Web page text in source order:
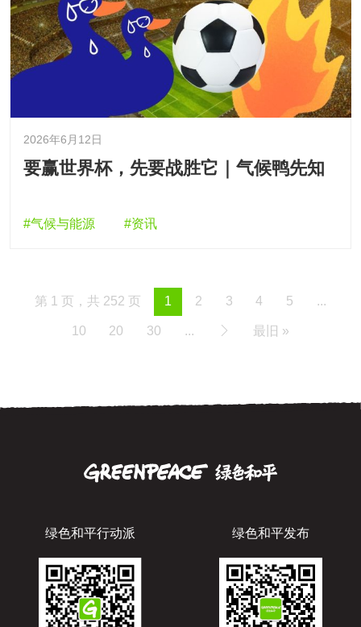
2026年6月12日
要赢世界杯，先要战胜它｜气候鸭先知
#气候与能源 #资讯
第 1 页，共 252 页 1 2 3 4 5 ...
10 20 30 ... 最旧 »
绿色和平行动派 绿色和平发布